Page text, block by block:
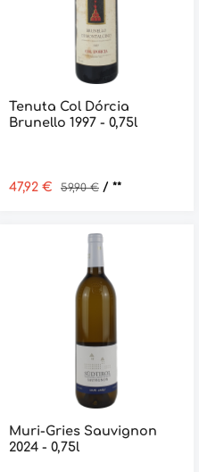
Tenuta Col Dórcia
Brunello 1997 - 0,75l
Verkaufspreis:
47,92 € Regulärer Preis:
59,90 € / **
Muri-Gries Sauvignon
2024 - 0,75l